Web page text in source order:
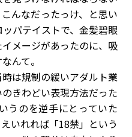
んなだったっけ、と思い
パテイストで、金髪碧眼
メージがあったのに、吸
んて。
は規制の緩いアダルト業
きわどい表現方法だった
うのを逆手にとっていた
いれれば「18禁」という